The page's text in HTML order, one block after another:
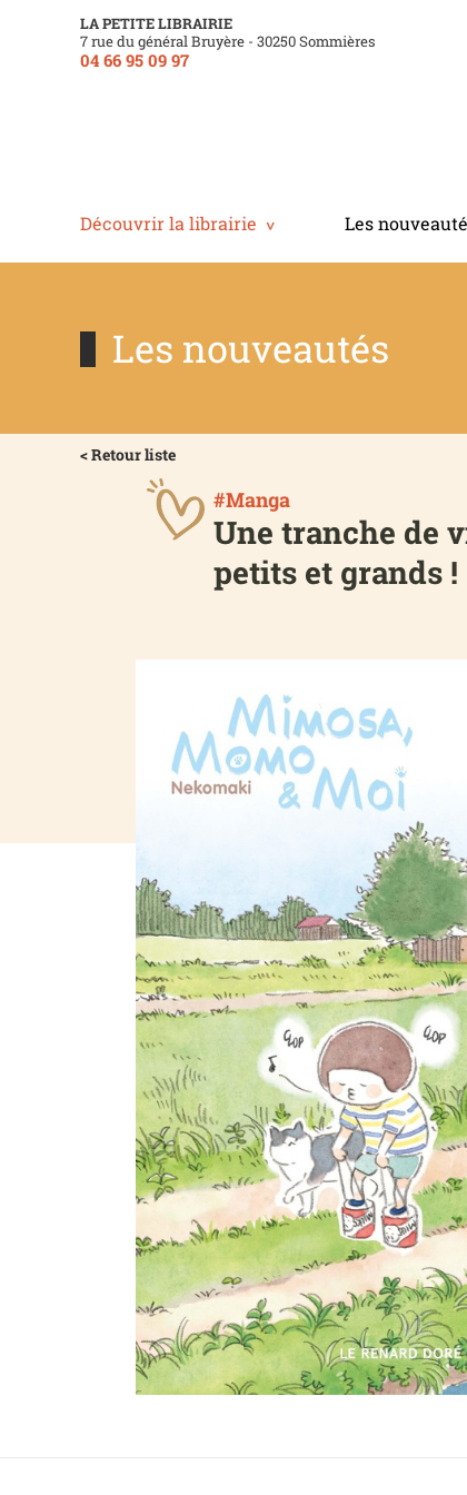
LA PETITE LIBRAIRIE
7 rue du général Bruyère - 30250 Sommières
04 66 95 09 97
Découvrir la librairie Les
Les nouveautés
< Retour liste
#Manga
Une tranche de
petits et grands !